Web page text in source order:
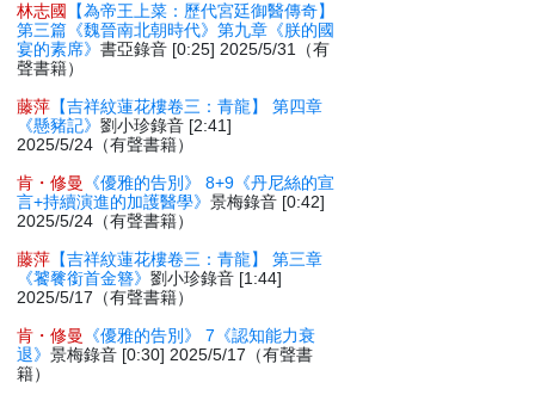
林志國
【為帝王上菜：歷代宮廷御醫傳奇】
第三篇《魏晉南北朝時代》第九章《朕的國
宴的素席》書亞錄音 [0:25] 2025/5/31（有
聲書籍）
藤萍 【吉祥紋蓮花樓卷三：青龍】 第四章
《懸豬記》劉小珍錄音 [2:41]
2025/5/24（有聲書籍）
肯・修曼
《優雅的告別》 8+9《丹尼絲的宣
言+持續演進的加護醫學》景梅錄音 [0:42]
2025/5/24（有聲書籍）
藤萍 【吉祥紋蓮花樓卷三：青龍】 第三章
《饕餮銜首金簪》劉小珍錄音 [1:44]
2025/5/17（有聲書籍）
肯・修曼
《優雅的告別》 7《認知能力衰
退》景梅錄音 [0:30] 2025/5/17（有聲書
籍）